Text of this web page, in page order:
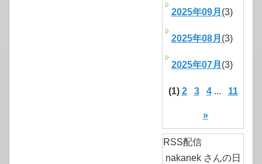
2025年09月 (3)
2025年08月 (3)
2025年07月 (3)
(1) 2 3 4... 11
»
RSS配信
nakanek さんの日